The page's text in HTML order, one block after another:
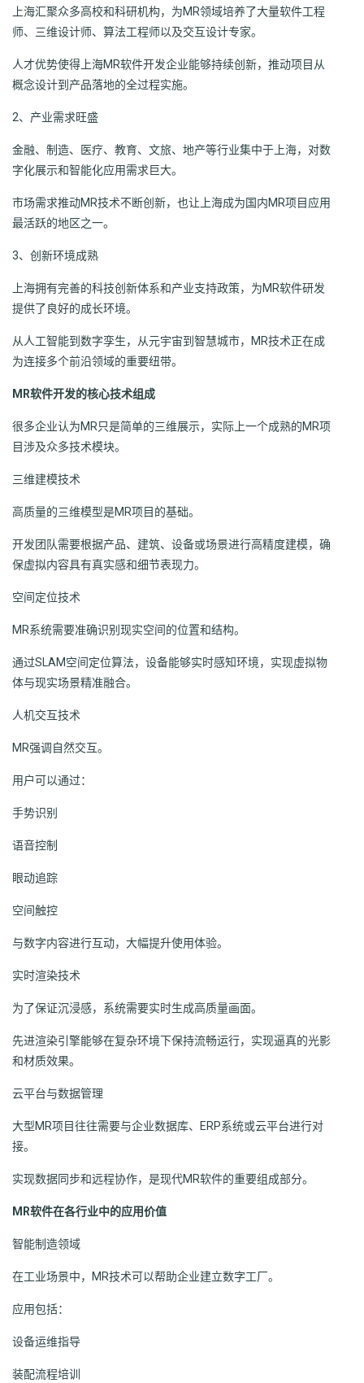
上海汇聚众多高校和科研机构，为MR领域培养了大量软件工程
师、三维设计师、算法工程师以及交互设计专家。
人才优势使得上海MR软件开发企业能够持续创新，推动项目从
概念设计到产品落地的全过程实施。
2、产业需求旺盛
金融、制造、医疗、教育、文旅、地产等行业集中于上海，对数
字化展示和智能化应用需求巨大。
市场需求推动MR技术不断创新，也让上海成为国内MR项目应用
最活跃的地区之一。
3、创新环境成熟
上海拥有完善的科技创新体系和产业支持政策，为MR软件研发
提供了良好的成长环境。
从人工智能到数字孪生，从元宇宙到智慧城市，MR技术正在成
为连接多个前沿领域的重要纽带。
MR软件开发的核心技术组成
很多企业认为MR只是简单的三维展示，实际上一个成熟的MR项
目涉及众多技术模块。
三维建模技术
高质量的三维模型是MR项目的基础。
开发团队需要根据产品、建筑、设备或场景进行高精度建模，确
保虚拟内容具有真实感和细节表现力。
空间定位技术
MR系统需要准确识别现实空间的位置和结构。
通过SLAM空间定位算法，设备能够实时感知环境，实现虚拟物
体与现实场景精准融合。
人机交互技术
MR强调自然交互。
用户可以通过：
手势识别
语音控制
眼动追踪
空间触控
与数字内容进行互动，大幅提升使用体验。
实时渲染技术
为了保证沉浸感，系统需要实时生成高质量画面。
先进渲染引擎能够在复杂环境下保持流畅运行，实现逼真的光影
和材质效果。
云平台与数据管理
大型MR项目往往需要与企业数据库、ERP系统或云平台进行对
接。
实现数据同步和远程协作，是现代MR软件的重要组成部分。
MR软件在各行业中的应用价值
智能制造领域
在工业场景中，MR技术可以帮助企业建立数字工厂。
应用包括：
设备运维指导
装配流程培训